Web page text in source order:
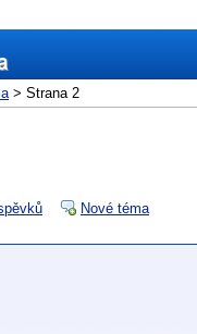
> Strana 2
Nové téma